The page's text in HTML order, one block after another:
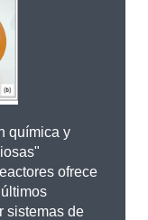
química y
ofrece
sistemas de